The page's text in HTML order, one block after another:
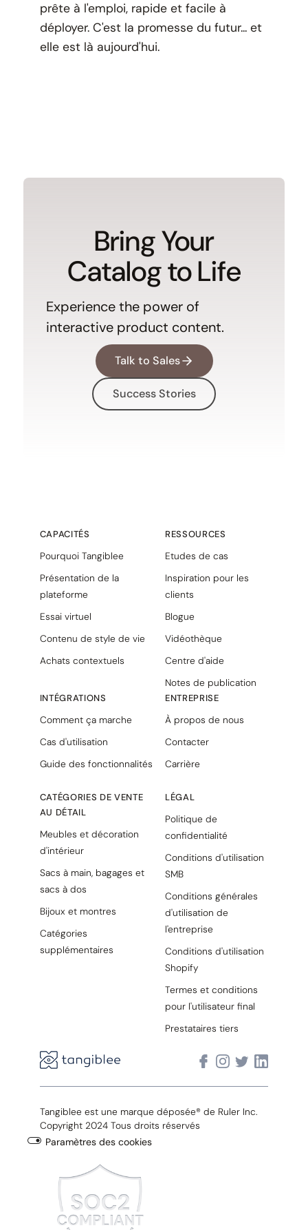
prête à l'emploi, rapide et facile à
déployer. C'est la promesse du futur... et
elle est là aujourd'hui.
Bring Your
Catalog to Life
Experience the power of
interactive product content.
Talk to Sales
Success Stories
CAPACITÉS
Pourquoi Tangiblee
Présentation de la
plateforme
Essai virtuel
Contenu de style de vie
Achats contextuels
INTÉGRATIONS
Comment ça marche
Cas d'utilisation
Guide des fonctionnalités
CATÉGORIES DE VENTE
AU DÉTAIL
Meubles et décoration
d'intérieur
Sacs à main, bagages et
sacs à dos
Bijoux et montres
Catégories
supplémentaires
RESSOURCES
Etudes de cas
Inspiration pour les
clients
Blogue
Vidéothèque
Centre d'aide
Notes de publication
ENTREPRISE
À propos de nous
Contacter
Carrière
LÉGAL
Politique de
confidentialité
Conditions d'utilisation
SMB
Conditions générales
d'utilisation de
l'entreprise
Conditions d'utilisation
Shopify
Termes et conditions
pour l'utilisateur final
Prestataires tiers
Tangiblee est une marque déposée® de Ruler Inc.
Copyright 2024 Tous droits réservés
Paramètres des cookies